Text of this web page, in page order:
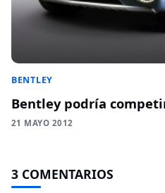
BENTLEY
Bentley podría
21 MAYO 2012
3 COMENTARIOS